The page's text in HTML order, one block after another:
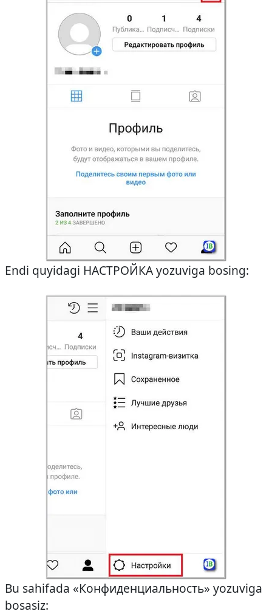
Endi quyidagi НАСТРОЙКА yozuviga bosing:
Bu sahifada «Конфиденциальность» yozuviga
bosasiz: